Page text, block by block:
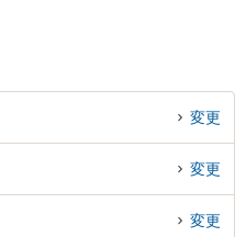
変更
変更
変更